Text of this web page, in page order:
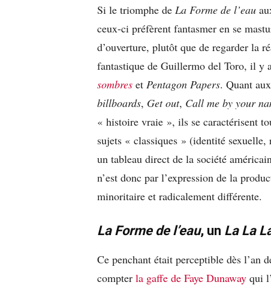
Si le triomphe de La Forme de l’eau
ceux-ci préfèrent fantasmer en se
d’ouverture, plutôt que de regarder la
fantastique de Guillermo del Toro, il y
sombres et Pentagon Papers. Quant
billboards, Get out, Call me by your
« histoire vraie », ils se caractérisent
sujets « classiques » (identité
un tableau direct de la société
n’est donc par l’expression de la
minoritaire et radicalement différente.
La Forme de l’eau, un La La
Ce penchant était perceptible dès l’an
compter la gaffe de Faye Dunaway qui